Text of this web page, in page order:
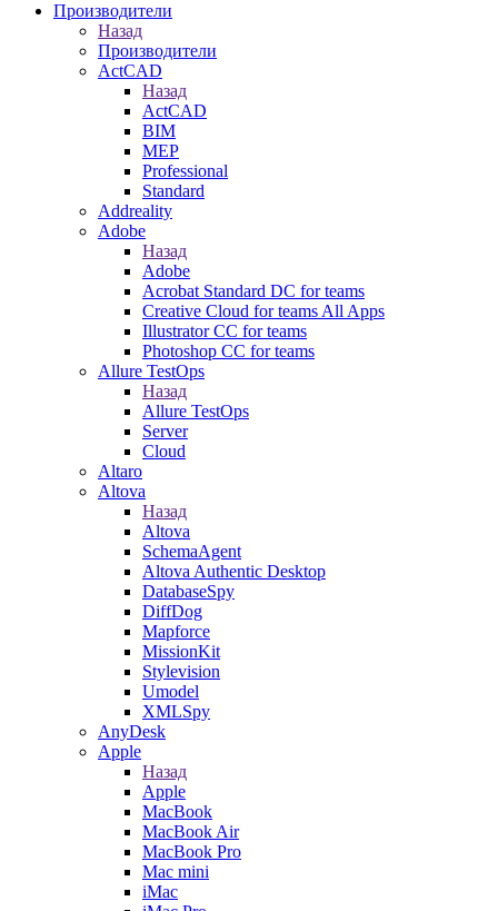
Производители
Назад
Производители
ActCAD
Назад
ActCAD
BIM
MEP
Professional
Standard
Addreality
Adobe
Назад
Adobe
Acrobat Standard DC for teams
Creative Cloud for teams All Apps
Illustrator CC for teams
Photoshop CC for teams
Allure TestOps
Назад
Allure TestOps
Server
Cloud
Altaro
Altova
Назад
Altova
SchemaAgent
Altova Authentic Desktop
DatabaseSpy
DiffDog
Mapforce
MissionKit
Stylevision
Umodel
XMLSpy
AnyDesk
Apple
Назад
Apple
MacBook
MacBook Air
MacBook Pro
Mac mini
iMac